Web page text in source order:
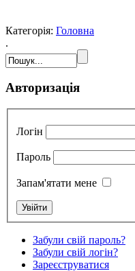
Категорія: Головна
.
Авторизація
Логін
Пароль
Запам'ятати мене
Забули свій пароль?
Забули свій логін?
Зареєструватися